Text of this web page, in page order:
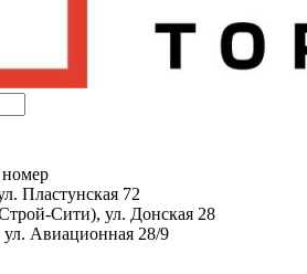
Пластунская 72
Сити), ул. Донская 28
ул. Авиационная 28/9